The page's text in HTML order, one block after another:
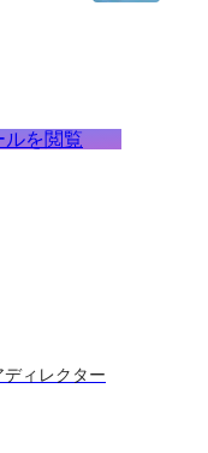
ルを閲覧
ィレクター